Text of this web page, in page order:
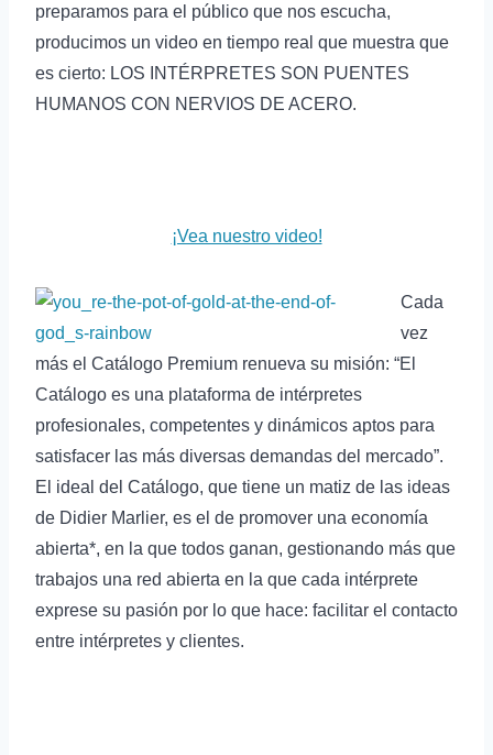
preparamos para el público que nos escucha,
producimos un video en tiempo real que muestra que
es cierto: LOS INTÉRPRETES SON PUENTES
HUMANOS CON NERVIOS DE ACERO.
¡Vea nuestro video!
Cada
vez
más el Catálogo Premium renueva su misión: “El
Catálogo es una plataforma de intérpretes
profesionales, competentes y dinámicos aptos para
satisfacer las más diversas demandas del mercado”.
El ideal del Catálogo, que tiene un matiz de las ideas
de Didier Marlier, es el de promover una economía
abierta*, en la que todos ganan, gestionando más que
trabajos una red abierta en la que cada intérprete
exprese su pasión por lo que hace: facilitar el contacto
entre intérpretes y clientes.